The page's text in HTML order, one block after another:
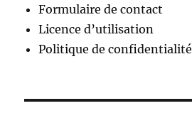
Formulaire de contact
Licence d’utilisation
Politique de confidentialité